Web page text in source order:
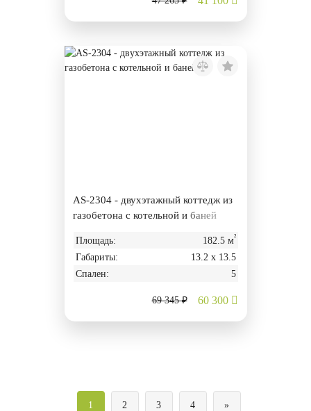
AS-2304 - двухэтажный коттедж из
газобетона с котельной и баней
Площадь: 182.5 м²
Габариты:
13.2 х 13.5
Спален:
5
69 345 ₽ 60 300
1 2 3 4 »